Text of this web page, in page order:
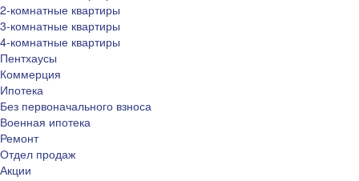
2-комнатные квартиры
3-комнатные квартиры
4-комнатные квартиры
Пентхаусы
Коммерция
Ипотека
Без первоначального взноса
Военная ипотека
Ремонт
Отдел продаж
Акции